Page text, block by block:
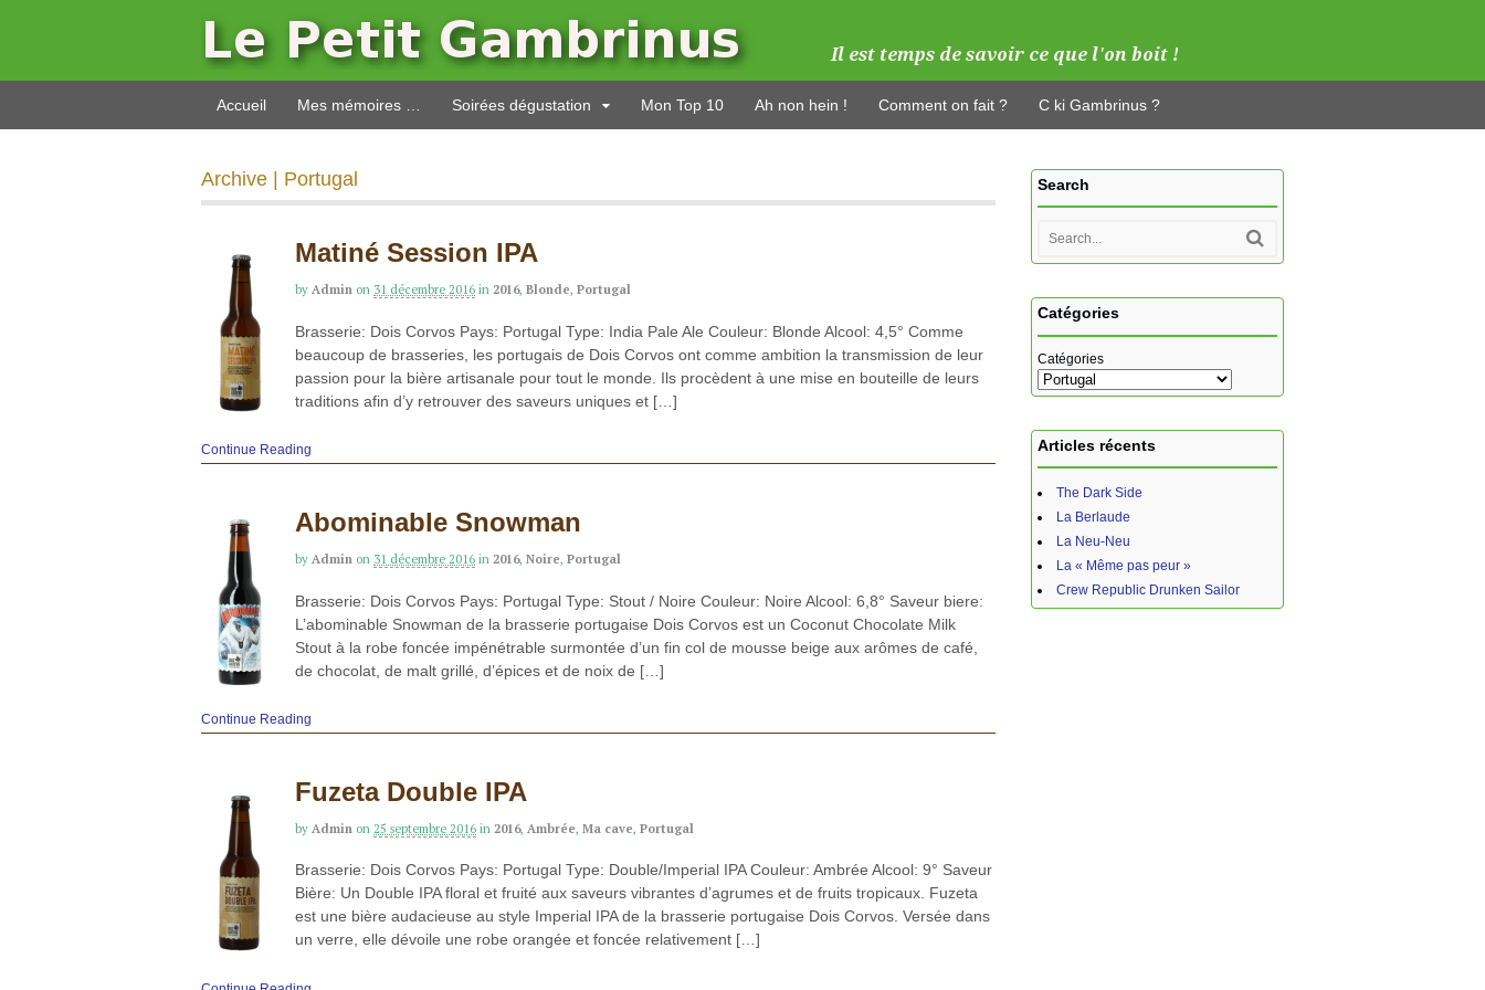
Accueil Mes mémoires … Soirées dégustation Mon Top 10 Ah non hein ! Comment on fait ? C ki Gambrinus ?
Archive | Portugal
Matiné Session IPA
by Admin on 31 décembre 2016 in 2016, Blonde, Portugal
Brasserie: Dois Corvos Pays: Portugal Type: India Pale Ale Couleur: Blonde Alcool: 4,5° Comme
beaucoup de brasseries, les portugais de Dois Corvos ont comme ambition la transmission de leur
passion pour la bière artisanale pour tout le monde. Ils procèdent à une mise en bouteille de leurs
traditions afin d’y retrouver des saveurs uniques et […]
Continue Reading
Abominable Snowman
by Admin on 31 décembre 2016 in 2016, Noire, Portugal
Brasserie: Dois Corvos Pays: Portugal Type: Stout / Noire Couleur: Noire Alcool: 6,8° Saveur biere:
L’abominable Snowman de la brasserie portugaise Dois Corvos est un Coconut Chocolate Milk
Stout à la robe foncée impénétrable surmontée d’un fin col de mousse beige aux arômes de café,
de chocolat, de malt grillé, d’épices et de noix de […]
Continue Reading
Fuzeta Double IPA
by Admin on 25 septembre 2016 in 2016, Ambrée, Ma cave, Portugal
Brasserie: Dois Corvos Pays: Portugal Type: Double/Imperial IPA Couleur: Ambrée Alcool: 9° Saveur
Bière: Un Double IPA floral et fruité aux saveurs vibrantes d’agrumes et de fruits tropicaux. Fuzeta
est une bière audacieuse au style Imperial IPA de la brasserie portugaise Dois Corvos. Versée dans
un verre, elle dévoile une robe orangée et foncée relativement […]
Search
Catégories
Catégories
Articles récents
The Dark Side
La Berlaude
La Neu-Neu
La « Même pas peur »
Crew Republic Drunken Sailor